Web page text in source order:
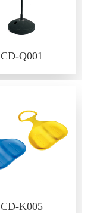
CD-Q001
CD-K005